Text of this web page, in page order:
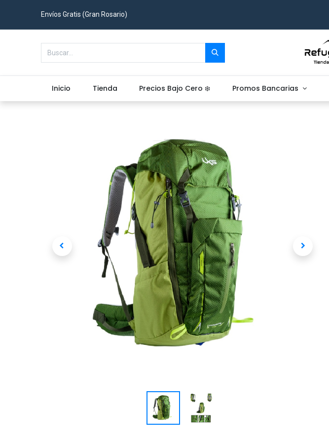
Envíos Gratis (Gran Rosario)
Inicio Tienda Precios Bajo Cero ❄️ Promos Bancarias